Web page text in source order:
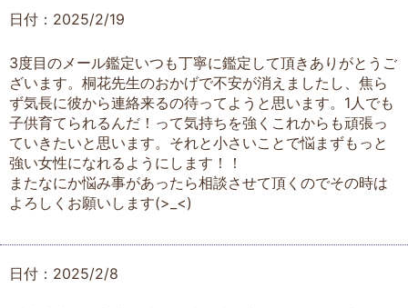
日付：2025/2/19
3度目のメール鑑定いつも丁寧に鑑定して頂きありがとうご
ざいます。桐花先生のおかげで不安が消えましたし、焦ら
ず気長に彼から連絡来るの待ってようと思います。1人でも
子供育てられるんだ！って気持ちを強くこれからも頑張っ
ていきたいと思います。それと小さいことで悩まずもっと
強い女性になれるようにします！！
またなにか悩み事があったら相談させて頂くのでその時は
よろしくお願いします(>_<)
日付：2025/2/8